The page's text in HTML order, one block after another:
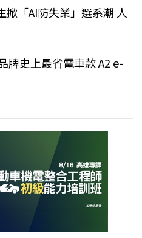
掀「AI防失業」選系潮 人
牌史上最省電車款 A2 e-